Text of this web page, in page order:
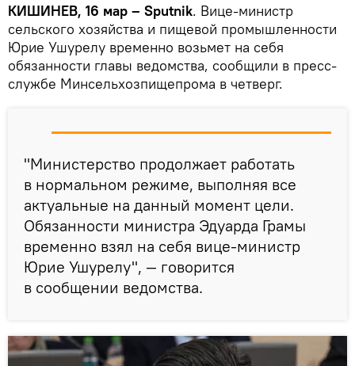
КИШИНЕВ, 16 мар – Sputnik. Вице-министр
сельского хозяйства и пищевой промышленности
Юрие Ушурелу временно возьмет на себя
обязанности главы ведомства, сообщили в пресс-
службе Минсельхозпищепрома в четверг.
"Министерство продолжает работать
в нормальном режиме, выполняя все
актуальные на данный момент цели.
Обязанности министра Эдуарда Грамы
временно взял на себя вице-министр
Юрие Ушурелу", — говорится
в сообщении ведомства.